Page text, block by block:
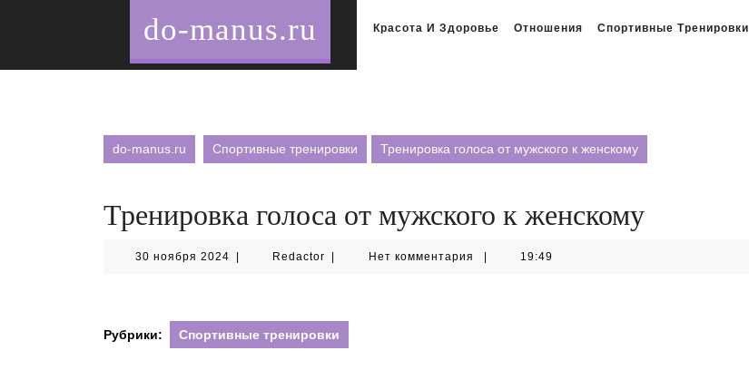
do-manus.ru Красота И Здоровье Отношения Спортивные Тренировки
do-manus.ru Спортивные тренировки Тренировка голоса от мужского к женскому
Тренировка голоса от мужского к женскому
30 ноября 2024 30
Redactor RedactorНет комментария 19:49
Рубрики: Спортивные тренировки